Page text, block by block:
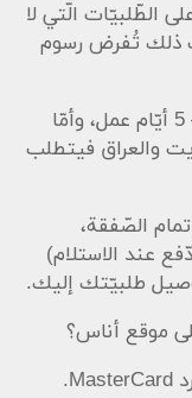
الطّلبيّات الّتي لا
عن $130، وبخلاف ذلك تُفرض رسوم
مدّة التّوصيل إلى السّعوديّة يتطلب 3 – 5 أيّام عمل، وأمّا
والعراق فيتطلب
الصّفقة،
عند الاستلام)
طلبيّتك إليك.
موقع أناس؟